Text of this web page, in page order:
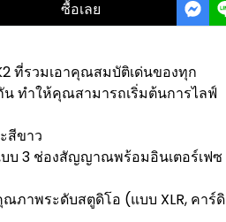
ซื้อเลย
ที่รวมเอาคุณสมบัติเด่นของทุก
ทำให้คุณสามารถเริ่มต้นการไลฟ์
สีขาว
บ 3 ช่องสัญญาณพร้อมอินเตอร์เฟซ
ภาพระดับสตูดิโอ (แบบ XLR, คาร์ดิ